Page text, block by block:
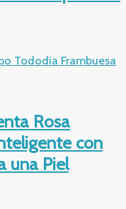
Rosa
con
una Piel